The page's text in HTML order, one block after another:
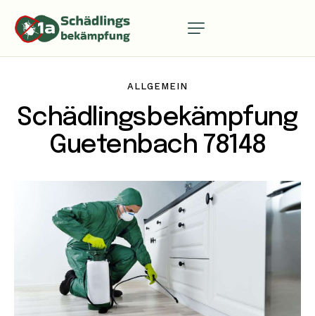
ALLGEMEIN
Schädlingsbekämpfung
Guetenbach 78148